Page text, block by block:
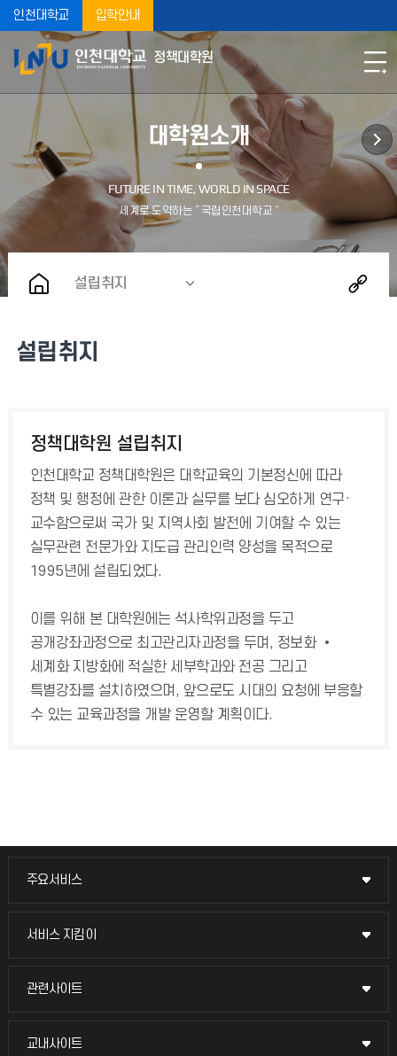
인천대학교 입학안내
정책대학원
대학원소개
설립취지
설립취지
정책대학원 설립취지
인천대학교 정책대학원은 대학교육의 기본정신에 따라
정책 및 행정에 관한 이론과 실무를 보다 심오하게 연구·
교수함으로써 국가 및 지역사회 발전에 기여할 수 있는
실무관련 전문가와 지도급 관리인력 양성을 목적으로
1995년에 설립되었다.
이를 위해 본 대학원에는 석사학위과정을 두고
공개강좌과정으로 최고관리자과정을 두며, 정보화 •
세계화 지방화에 적실한 세부학과와 전공 그리고
특별강좌를 설치하였으며, 앞으로도 시대의 요청에 부응할
수 있는 교육과정을 개발 운영할 계획이다.
주요서비스
주요서비스
교무회의방송
서비스 지킴이
서비스 지킴이
묻고 답하기
관련사이트
관련사이트
국방헬프콜
교내사이트
교내사이트